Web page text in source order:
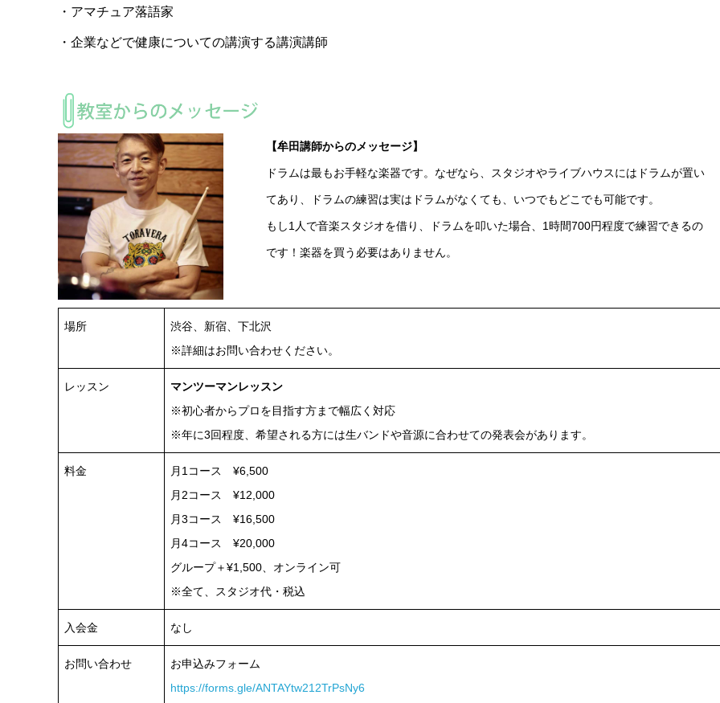
・アマチュア落語家
・企業などで健康についての講演する講演講師
【牟田講師からのメッセージ】
ドラムは最もお手軽な楽器です。なぜなら、スタジオやライブハウスにはドラムが置い
てあり、ドラムの練習は実はドラムがなくても、いつでもどこでも可能です。
もし1人で音楽スタジオを借り、ドラムを叩いた場合、1時間700円程度で練習できるの
です！楽器を買う必要はありません。
場所
渋谷、新宿、下北沢
※詳細はお問い合わせください。
レッスン
マンツーマンレッスン
※初心者からプロを目指す方まで幅広く対応
※年に3回程度、希望される方には生バンドや音源に合わせての発表会があります。
料金
月1コース ¥6,500
月2コース ¥12,000
月3コース ¥16,500
月4コース ¥20,000
グループ＋¥1,500、オンライン可
※全て、スタジオ代・税込
入会金 なし
お問い合わせ
お申込みフォーム
https://forms.gle/ANTAYtw212TrPsNy6